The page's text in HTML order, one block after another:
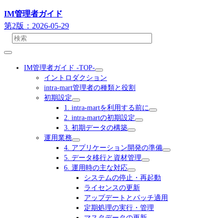
IM管理者ガイド
第2版：2026-05-29
IM管理者ガイド -TOP-
イントロダクション
intra-mart管理者の種類と役割
初期設定
1. intra-martを利用する前に
2. intra-martの初期設定
3. 初期データの構築
運用業務
4. アプリケーション開発の準備
5. データ移行と資材管理
6. 運用時の主な対応
システムの停止・再起動
ライセンスの更新
アップデートとパッチ適用
定期処理の実行・管理